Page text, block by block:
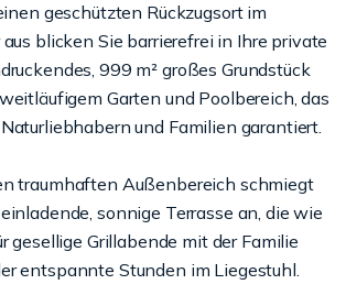
geschützten Rückzugsort im
aus blicken Sie barrierefrei in Ihre private
999 m² großes Grundstück
Garten und Poolbereich, das
und Familien garantiert.
traumhaften Außenbereich schmiegt
sonnige Terrasse an, die wie
gesellige Grillabende mit der Familie
entspannte Stunden im Liegestuhl.